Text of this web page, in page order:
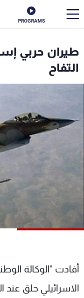
PROGRAMS
طيران حربي
التفاح
أفادت "الوكالة
الأخبار
كأس العالم
جدول البرامج
الإنـتـاج